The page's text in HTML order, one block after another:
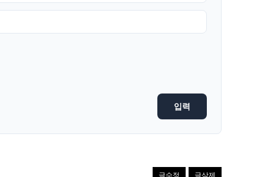
글수정 글삭제